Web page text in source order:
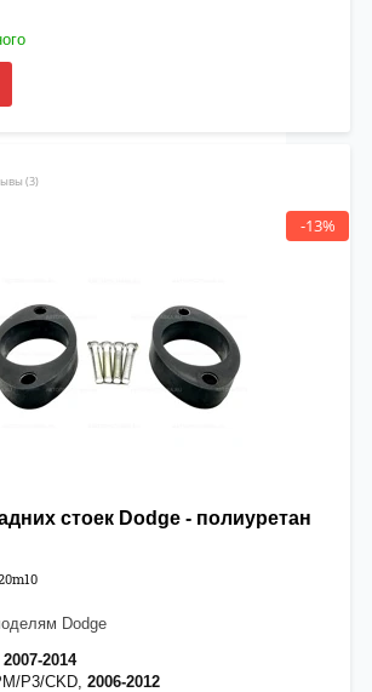
(3)
-13%
стоек Dodge - полиуретан
Dodge
2007-2014
P3/CKD, 2006-2012